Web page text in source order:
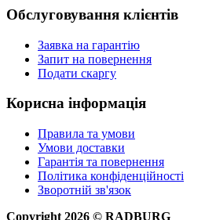
Обслуговування клієнтів
Заявка на гарантію
Запит на повернення
Подати скаргу
Корисна інформація
Правила та умови
Умови доставки
Гарантія та повернення
Політика конфіденційності
Зворотній зв'язок
Copyright 2026 © RADBURG